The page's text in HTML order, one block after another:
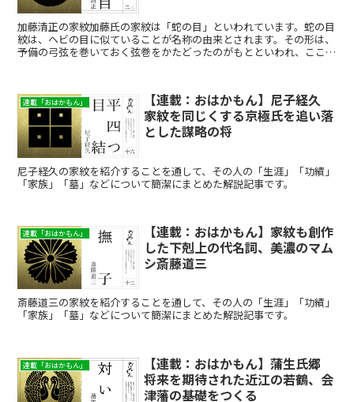
加藤清正の家紋加藤氏の家紋は「蛇の目」といわれています。蛇の目
紋は、ヘビの目に似ていることが名称の由来とされます。その形は、
予備の弓弦を巻いておく弦巻をかたどったのがもとといわれ、ここか
連載「おはかもん」
【連載：おはかもん】尼子経久
家紋を同じくする京極氏を追い落
とした謀略の将
尼子経久の家紋を紹介することを通して、その人の「生涯」「功績」
「家族」「墓」などについて簡潔にまとめた解説記事です。
連載「おはかもん」
【連載：おはかもん】家紋も創作
した下剋上の代名詞、美濃のマム
シ斎藤道三
斎藤道三の家紋を紹介することを通して、その人の「生涯」「功績」
「家族」「墓」などについて簡潔にまとめた解説記事です。
連載「おはかもん」
【連載：おはかもん】蒲生氏郷
将来を期待された近江の若鶴、会
津藩の基礎をつくる